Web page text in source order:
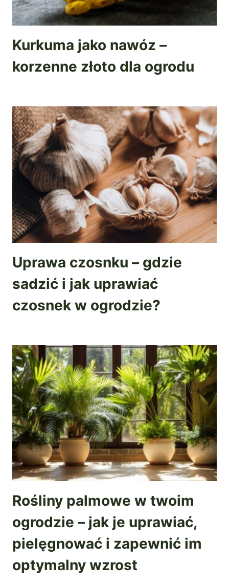
Kurkuma jako nawóz –
korzenne złoto dla ogrodu
Uprawa czosnku – gdzie
sadzić i jak uprawiać
czosnek w ogrodzie?
Rośliny palmowe w twoim
ogrodzie – jak je uprawiać,
pielęgnować i zapewnić im
optymalny wzrost